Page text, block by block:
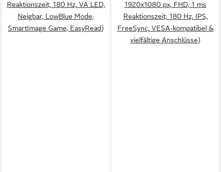
Reaktionszeit, 180 Hz, VA LED,
Neigbar, LowBlue Mode,
SmartImage Game, EasyRead)
1920x1080 px, FHD, 1 ms
Reaktionszeit, 180 Hz, IPS,
FreeSync, VESA‑kompatibel &
vielfältige Anschlüsse)